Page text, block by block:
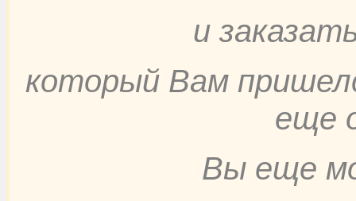
и
который Вам
еще
Вы еще